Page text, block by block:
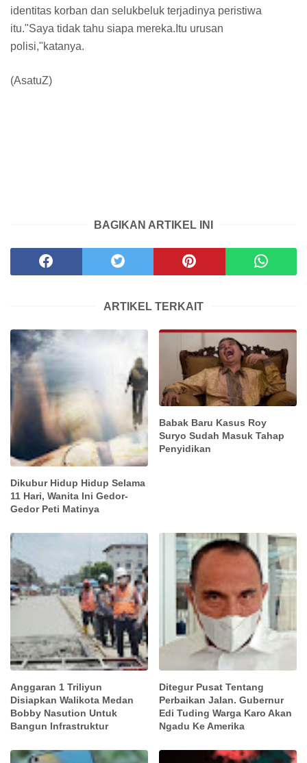
identitas korban dan selukbeluk terjadinya peristiwa
itu."Saya tidak tahu siapa mereka.Itu urusan
polisi,"katanya.
(AsatuZ)
BAGIKAN ARTIKEL INI
ARTIKEL TERKAIT
Dikubur Hidup Hidup Selama
11 Hari, Wanita Ini Gedor-
Gedor Peti Matinya
Babak Baru Kasus Roy
Suryo Sudah Masuk Tahap
Penyidikan
Anggaran 1 Triliyun
Disiapkan Walikota Medan
Bobby Nasution Untuk
Bangun Infrastruktur
Ditegur Pusat Tentang
Perbaikan Jalan. Gubernur
Edi Tuding Warga Karo Akan
Ngadu Ke Amerika